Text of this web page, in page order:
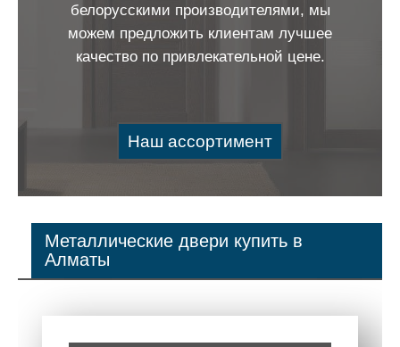
белорусскими производителями, мы
можем предложить клиентам лучшее
качество по привлекательной цене.
Наш ассортимент
Металлические двери купить в
Алматы